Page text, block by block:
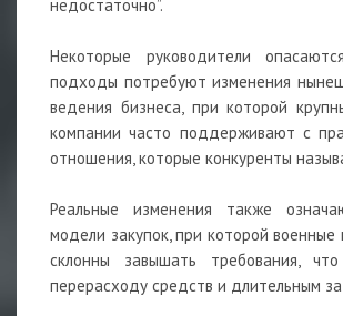
недостаточно”.
Некоторые руководители
подходы потребуют изменения
ведения бизнеса, при которой
компании часто поддерживают с
отношения, которые конкуренты
Реальные изменения также
модели закупок, при которой военные
склонны завышать требования,
перерасходу средств и длительным